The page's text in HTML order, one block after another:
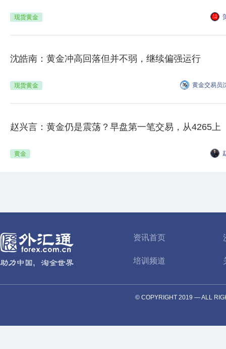
现货黄金
沈皓南：黄金冲高回落但并不弱，继续偏强运行
现货黄金 黄金交易员
赵兴言：黄金仍是震荡？早盘第一笔交易，从4265上
黄金
资讯首页
培训频道
© COPYRIGHT 2019 — ALL